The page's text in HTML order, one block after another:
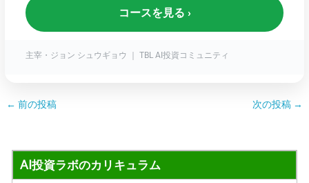
コースを見る ›
主宰・ジョン シュウギョウ ｜ TBL AI投資コミュニティ
← 前の投稿 次の投稿 →
AI投資ラボのカリキュラム